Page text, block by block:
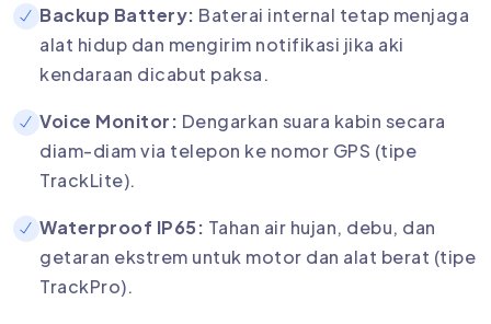
Backup Battery: Baterai internal tetap menjaga
alat hidup dan mengirim notifikasi jika aki
kendaraan dicabut paksa.
Voice Monitor: Dengarkan suara kabin secara
diam-diam via telepon ke nomor GPS (tipe
TrackLite).
Waterproof IP65: Tahan air hujan, debu, dan
getaran ekstrem untuk motor dan alat berat (tipe
TrackPro).